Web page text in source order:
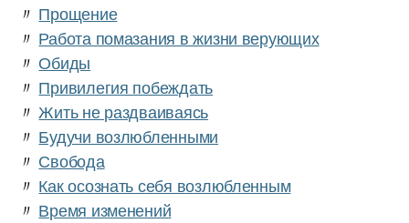
〃 Прощение
〃 Работа помазания в жизни верующих
〃 Обиды
〃 Привилегия побеждать
〃 Жить не раздваиваясь
〃 Будучи возлюбленными
〃 Свобода
〃 Как осознать себя возлюбленным
〃 Время изменений